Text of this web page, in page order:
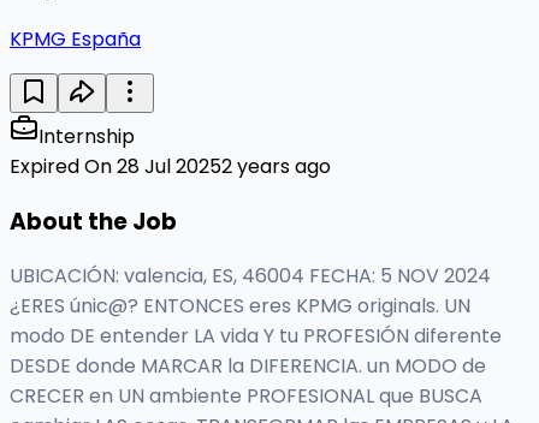
KPMG España
Internship
Expired On 28 Jul 20252 years ago
About the Job
UBICACIÓN: valencia, ES, 46004 FECHA: 5 NOV 2024
¿ERES únic@? ENTONCES eres KPMG originals. UN
modo DE entender LA vida Y tu PROFESIÓN diferente
DESDE donde MARCAR la DIFERENCIA. un MODO de
CRECER en UN ambiente PROFESIONAL que BUSCA